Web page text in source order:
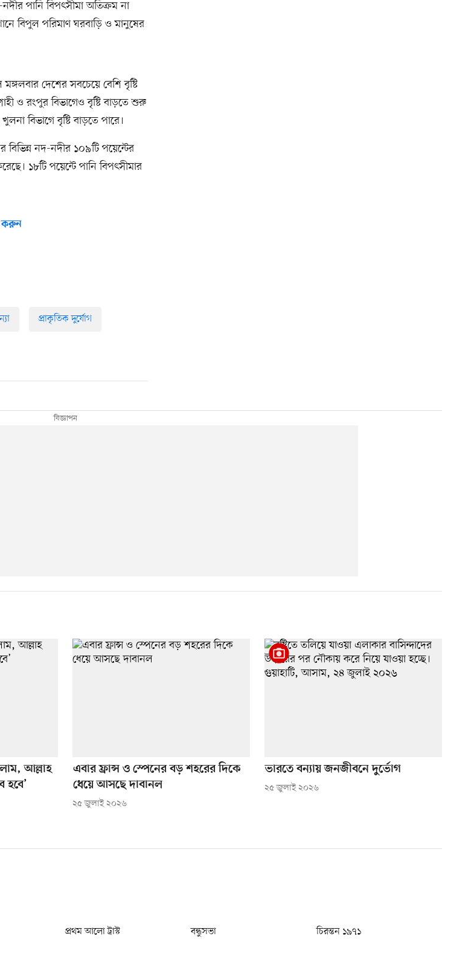
পানি বিপৎসীমা অতিক্রম না
বিপুল পরিমাণ ঘরবাড়ি ও মানুষের
দেশের সবচেয়ে বেশি বৃষ্টি
ও রংপুর বিভাগেও বৃষ্টি বাড়তে শুরু
বিভাগে বৃষ্টি বাড়তে পারে।
বিভিন্ন নদ-নদীর ১০৯টি পয়েন্টের
১৮টি পয়েন্টে পানি বিপৎসীমার
করুন
প্রাকৃতিক দুর্যোগ
আল্লাহ
হবে’
এবার ফ্রান্স ও স্পেনের বড় শহরের দিকে
ধেয়ে আসছে দাবানল
২৫ জুলাই ২০২৬
ভারতে বন্যায় জনজীবনে দুর্ভোগ
২৫ জুলাই ২০২৬
প্রথম আলো ট্রাস্ট বন্ধুসভা
চিরন্তন ১৯৭১